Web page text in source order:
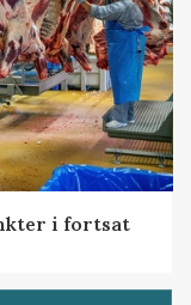
i fortsat